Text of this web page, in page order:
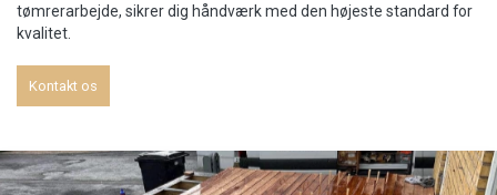
tømrerarbejde, sikrer dig håndværk med den højeste standard for
kvalitet.
Kontakt os